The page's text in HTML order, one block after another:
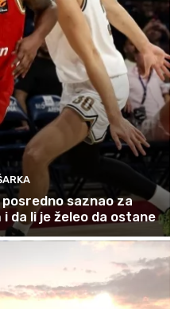
saznao za
da li je želeo da ostane